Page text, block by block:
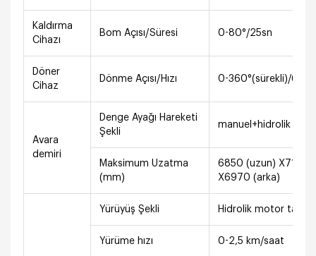
Kaldırma
Cihazı
Bom Açısı/Süresi 0-80°/25sn
Döner
Cihaz
Dönme Açısı/Hızı 0-360°(sürekli)/60sn
Avara
demiri
Denge Ayağı Hareketi
Şekli
manuel+hidrolik
Maksimum Uzatma
(mm)
6850 (uzun) X7100
X6970 (arka)
Yürüyüş Şekli Hidrolik motor
Yürüme hızı 0-2,5 km/saat